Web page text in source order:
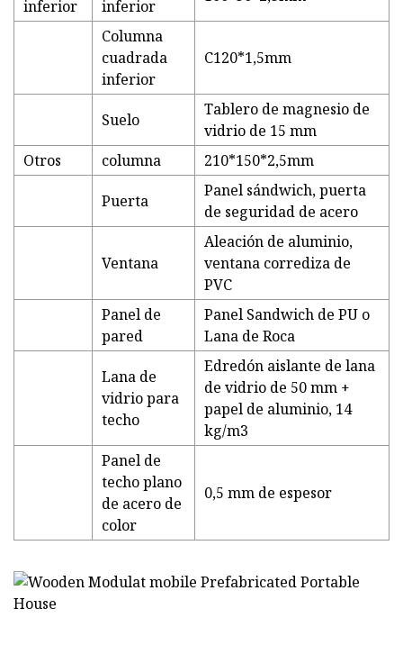
inferior inferior
Columna
cuadrada
inferior
C120*1,5mm
Suelo
Tablero de magnesio de
vidrio de 15 mm
Otros
columna 210*150*2,5mm
Puerta
Panel sándwich, puerta
de seguridad de acero
Ventana
Aleación de aluminio,
ventana corrediza de
PVC
Panel de
pared
Panel Sandwich de PU o
Lana de Roca
Lana de
vidrio para
techo
Edredón aislante de lana
de vidrio de 50 mm +
papel de aluminio, 14
kg/m3
Panel de
techo plano
de acero de
color
0,5 mm de espesor